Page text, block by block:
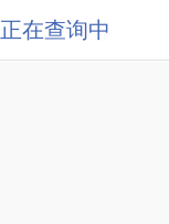
正在查询中